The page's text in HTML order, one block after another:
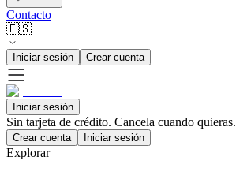
Contacto
🇪🇸
Iniciar sesión Crear cuenta
Iniciar sesión
Sin tarjeta de crédito. Cancela cuando quieras.
Crear cuenta Iniciar sesión
Explorar